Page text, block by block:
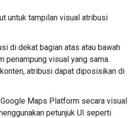
untuk tampilan visual atribusi
di dekat bagian atas atau bawah
penampung visual yang sama.
atribusi dapat diposisikan di
Maps Platform secara visual
petunjuk UI seperti